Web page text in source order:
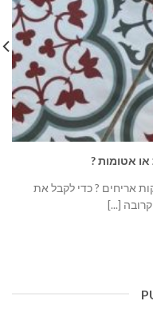
אטומות ?
אריחים ? כדי לקבל את
[...]